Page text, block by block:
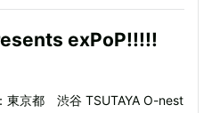
exPoP!!!!!
東京都 渋谷 TSUTAYA O-nest